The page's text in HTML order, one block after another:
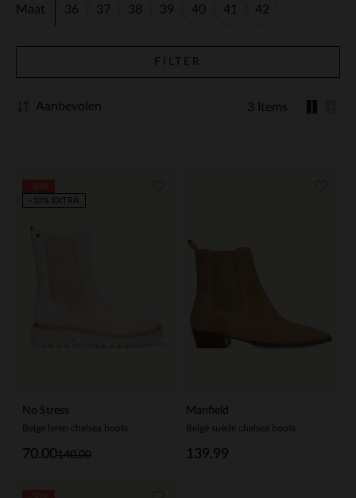
Maat 36 37 38 39 40 41 42
FILTER
3 Items
Aanbevolen
No Stress
Beige leren chelsea boots
140.00
70.00
-10% EXTRA
Manfield
Beige suède chelsea boots
139.99